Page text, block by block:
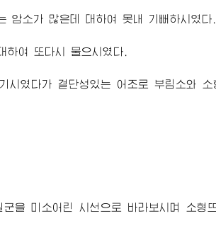
암소가 많은데 대하여 못내 기뻐하시였다.
하여 또다시 물으시였다.
시였다가 결단성있는 어조로 부림소와 소
을 미소어린 시선으로 바라보시며 소형